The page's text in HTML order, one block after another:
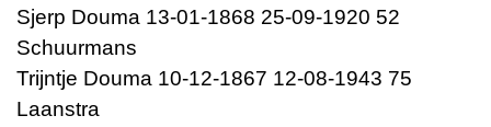
Sjerp Douma 13-01-1868 25-09-1920 52
Schuurmans
Trijntje Douma 10-12-1867 12-08-1943 75
Laanstra